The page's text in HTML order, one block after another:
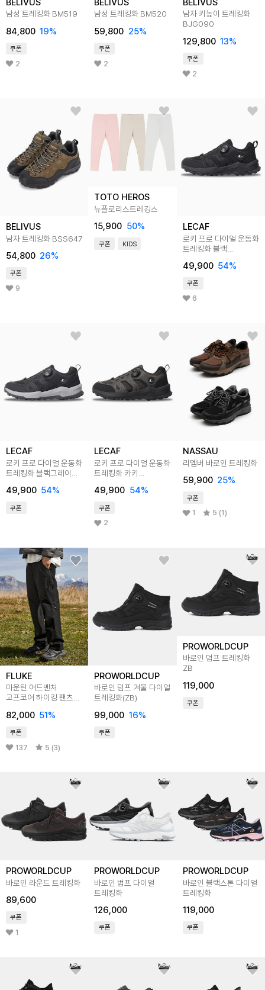
BELIVUS
남성 트레킹화 BM519
84,800 19%
쿠폰
2
BELIVUS
남성 트레킹화 BM520
59,800 25%
쿠폰
2
BELIVUS
남자 키높이 트레킹화
BJG090
129,800 13%
쿠폰
2
BELIVUS
남자 트레킹화 BSS647
54,800 26%
쿠폰
9
TOTO HEROS
뉴플로리스트레깅스
15,900 50%
쿠폰 KIDS
LECAF
로키 프로 다이얼 운동화
트레킹화 블랙
49,900 54%
쿠폰
6
LECAF
로키 프로 다이얼 운동화
트레킹화 블랙그레이
49,900 54%
쿠폰
LECAF
로키 프로 다이얼 운동화
트레킹화 카키
49,900 54%
쿠폰
2
NASSAU
리멤버 바로인 트레킹화
59,900 25%
쿠폰
1 5 (1)
FLUKE
마운틴 어드벤처
고프코어 하이킹 팬츠
82,000 51%
쿠폰
137 5 (3)
PROWORLDCUP
바로인 덤프 겨울 다이얼
트레킹화(ZB)
99,000 16%
쿠폰
PROWORLDCUP
바로인 덤프 트레킹화
ZB
119,000
쿠폰
PROWORLDCUP
바로인 라운드 트레킹화
89,600
쿠폰
1
PROWORLDCUP
바로인 범프 다이얼
트레킹화
126,000
쿠폰
PROWORLDCUP
바로인 블랙스톤 다이얼
트레킹화
119,000
쿠폰